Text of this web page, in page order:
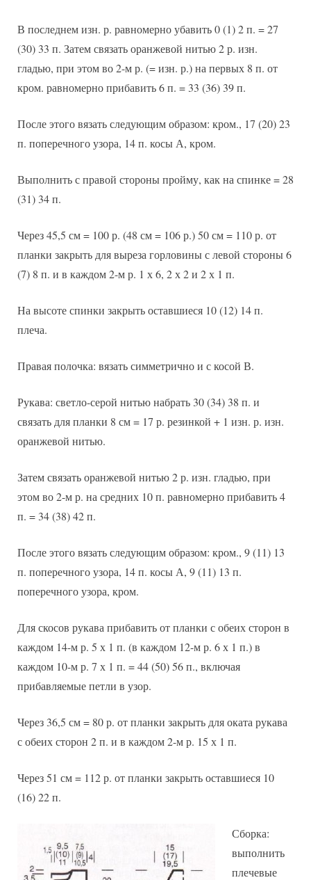
В последнем изн. р. равномерно убавить 0 (1) 2 п. = 27
(30) 33 п. Затем связать оранжевой нитью 2 р. изн.
гладью, при этом во 2-м р. (= изн. р.) на первых 8 п. от
кром. равномерно прибавить 6 п. = 33 (36) 39 п.
После этого вязать следующим образом: кром., 17 (20) 23
п. поперечного узора, 14 п. косы А, кром.
Выполнить с правой стороны пройму, как на спинке = 28
(31) 34 п.
Через 45,5 см = 100 р. (48 см = 106 р.) 50 см = 110 р. от
планки закрыть для выреза горловины с левой стороны 6
(7) 8 п. и в каждом 2-м р. 1 х 6, 2 х 2 и 2 х 1 п.
На высоте спинки закрыть оставшиеся 10 (12) 14 п.
плеча.
Правая полочка: вязать симметрично и с косой В.
Рукава: светло-серой нитью набрать 30 (34) 38 п. и
связать для планки 8 см = 17 р. резинкой + 1 изн. р. изн.
оранжевой нитью.
Затем связать оранжевой нитью 2 р. изн. гладью, при
этом во 2-м р. на средних 10 п. равномерно прибавить 4
п. = 34 (38) 42 п.
После этого вязать следующим образом: кром., 9 (11) 13
п. поперечного узора, 14 п. косы А, 9 (11) 13 п.
поперечного узора, кром.
Для скосов рукава прибавить от планки с обеих сторон в
каждом 14-м р. 5 х 1 п. (в каждом 12-м р. 6 х 1 п.) в
каждом 10-м р. 7 х 1 п. = 44 (50) 56 п., включая
прибавляемые петли в узор.
Через 36,5 см = 80 р. от планки закрыть для оката рукава
с обеих сторон 2 п. и в каждом 2-м р. 15 х 1 п.
Через 51 см = 112 р. от планки закрыть оставшиеся 10
(16) 22 п.
Сборка:
выполнить
плечевые